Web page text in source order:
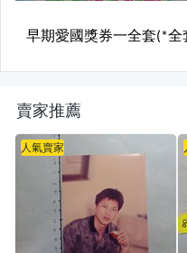
賣家推薦
人氣賣家